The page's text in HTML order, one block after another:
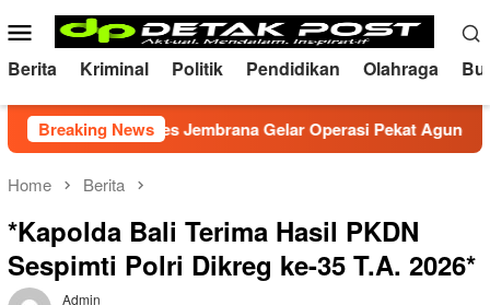
to
content
Mobile
Menu
Berita Kriminal Politik Pendidikan Olahraga
Breaking News
Polres Jembrana Gelar Operasi Pekat Agung 2026
Home Berita
*Kapolda Bali Terima Hasil PKDN
Sespimti Polri Dikreg ke-35 T.A. 2026*
Admin